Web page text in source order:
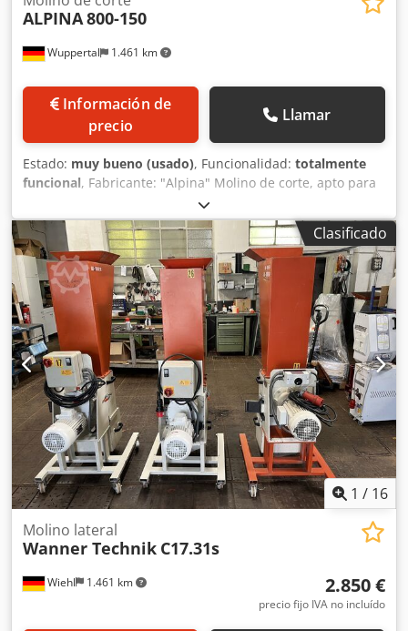
Wuppertal 1.461 km
ALPINA800-150
Información de
precio
Llamar
Estado: muy bueno (usado), Funcionalidad: totalmente
funcional, Fabricante: "Alpina" Molino de corte, apto para
trituración secundaria. Accionamiento: 15 kW Totalmente
funcional, con cuadro de control. - Opcionalmente con
soplador y extracción al ciclón. Cinta transportadora
compatible en stock. Credpfxstw Sf Ss Ahasf Es posible
probar la máquina previo acuerdo.
Clasificado
1 / 16
Wiehl 1.461 km
Molino lateral
Wanner Technik C17.31s
2.850 €
precio fijo IVA no incluído